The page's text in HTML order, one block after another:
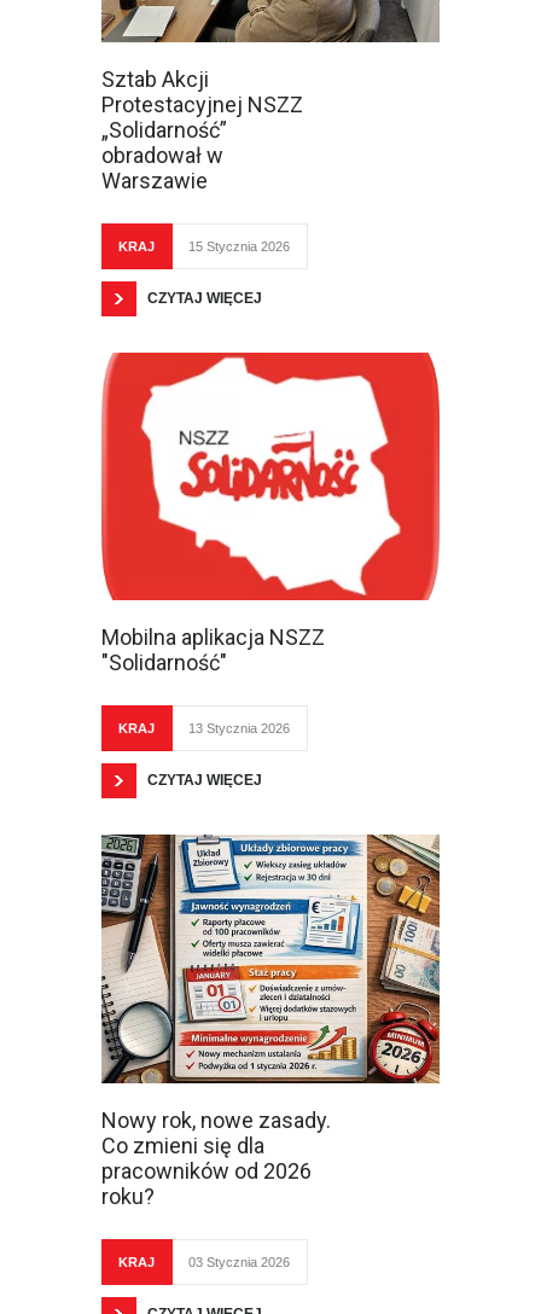
Sztab Akcji
Protestacyjnej NSZZ
„Solidarność”
obradował w
Warszawie
KRAJ 15 Stycznia 2026
CZYTAJ WIĘCEJ
Mobilna aplikacja NSZZ
"Solidarność"
KRAJ 13 Stycznia 2026
CZYTAJ WIĘCEJ
Nowy rok, nowe zasady.
Co zmieni się dla
pracowników od 2026
roku?
KRAJ 03 Stycznia 2026